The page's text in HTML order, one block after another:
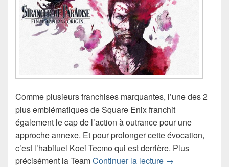
Comme plusieurs franchises marquantes, l’une des 2
plus emblématiques de Square Enix franchit
également le cap de l’action à outrance pour une
approche annexe. Et pour prolonger cette évocation,
c’est l’habituel Koei Tecmo qui est derrière. Plus
précisément la TeamContinuer la lecture Chronique jeu
→